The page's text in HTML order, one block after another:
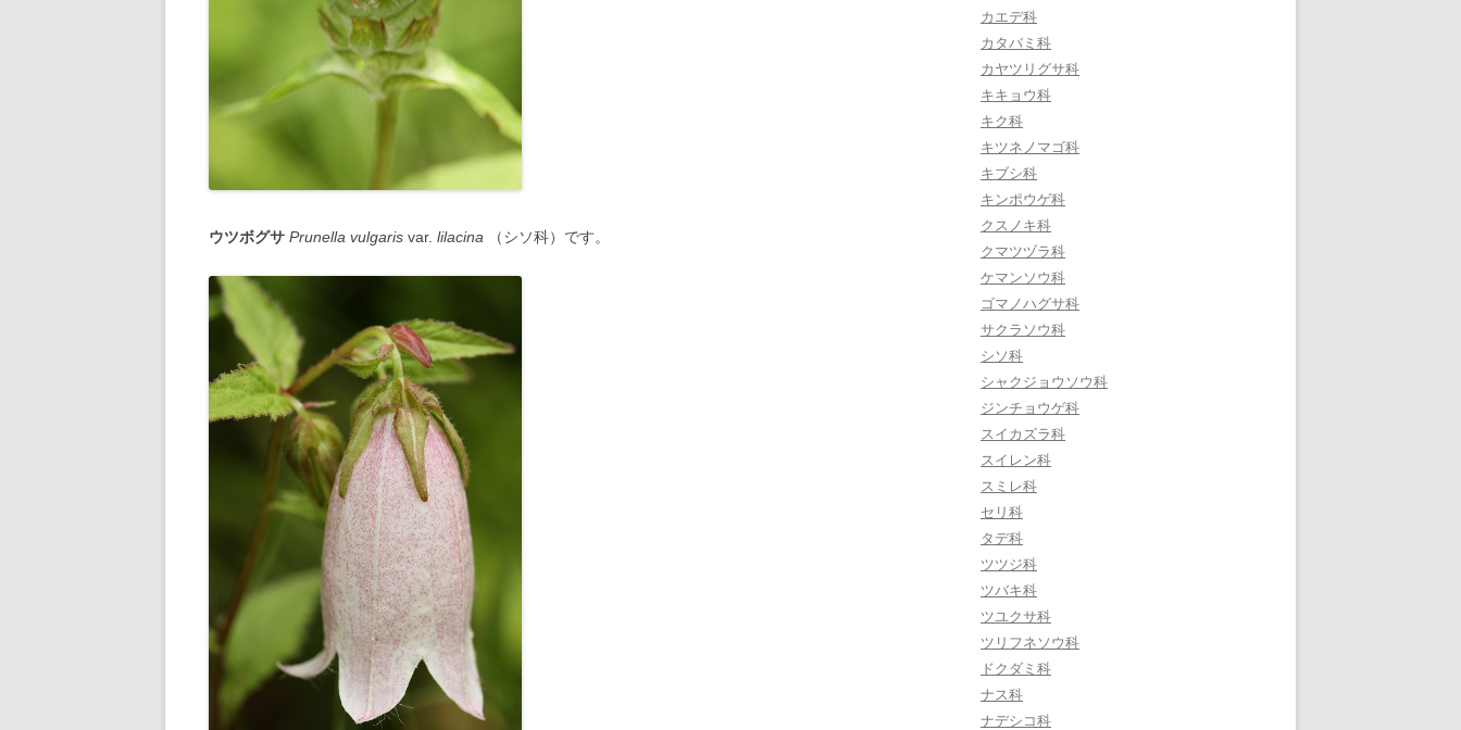
ウツボグサ Prunella vulgaris var. lilacina （シソ科）です。
カエデ科
カタバミ科
カヤツリグサ科
キキョウ科
キク科
キツネノマゴ科
キブシ科
キンポウゲ科
クスノキ科
クマツヅラ科
ケマンソウ科
ゴマノハグサ科
サクラソウ科
シソ科
シャクジョウソウ科
ジンチョウゲ科
スイカズラ科
スイレン科
スミレ科
セリ科
タデ科
ツツジ科
ツバキ科
ツユクサ科
ツリフネソウ科
ドクダミ科
ナス科
ナデシコ科